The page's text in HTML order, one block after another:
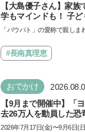
【大島優子さん】家
学もマインドも！ 子
声優をつとめた映画『
できると子どもに知っ
「パウパト」の愛称で親しま
ザ…
#長南真理恵
おでかけ
【9月まで開催中】「
去26万人を動員した恐
夏休みのおでかけで楽
2026年7月17日(金)〜9月6日(